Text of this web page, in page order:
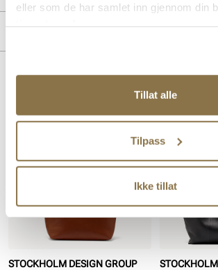
eller som de har samlet inn gjennom din
Tillat alle
Tilpass
Ikke tillat
Merke
STOCKHOLM DESIGN GROUP
SALG